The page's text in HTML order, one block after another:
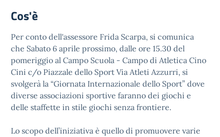
Cos'è
Per conto dell'assessore Frida Scarpa, si comunica
che Sabato 6 aprile prossimo, dalle ore 15.30 del
pomeriggio al Campo Scuola - Campo di Atletica Cino
Cini c/o Piazzale dello Sport Via Atleti Azzurri, si
svolgerà la “Giornata Internazionale dello Sport” dove
diverse associazioni sportive faranno dei giochi e
delle staffette in stile giochi senza frontiere.
Lo scopo dell’iniziativa è quello di promuovere varie